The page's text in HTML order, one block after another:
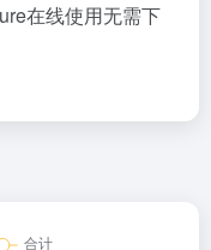
在线使用无需下